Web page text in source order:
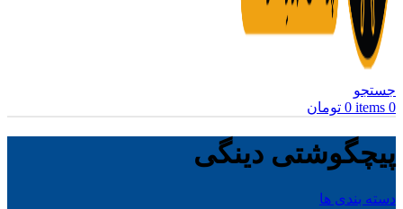
جستجو
0
items
0 تومان
پیچگوشتی دینگی
دسته بندی ها